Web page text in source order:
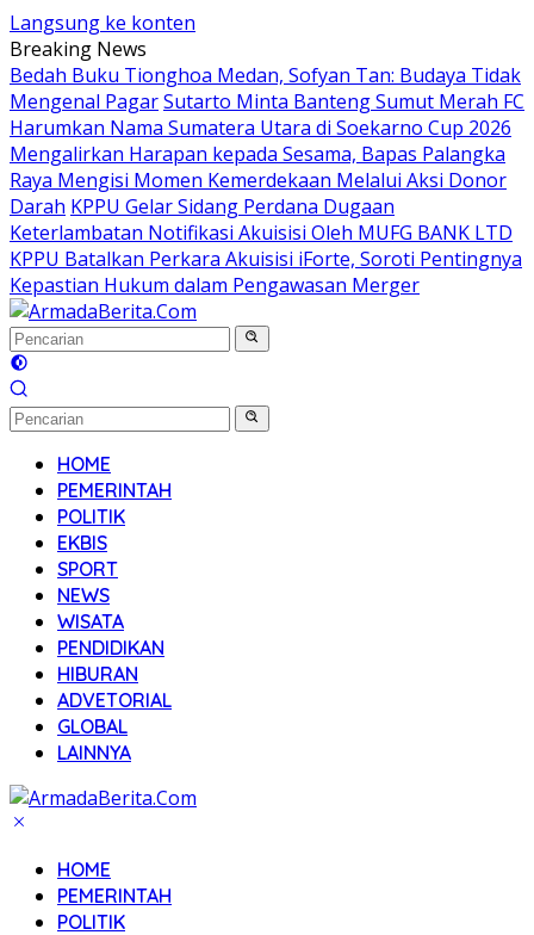
Langsung ke konten
Breaking News
Bedah Buku Tionghoa Medan, Sofyan Tan: Budaya Tidak
Mengenal PagarSutarto Minta Banteng Sumut Merah FC
Harumkan Nama Sumatera Utara di Soekarno Cup 2026
Mengalirkan Harapan kepada Sesama, Bapas Palangka
Raya Mengisi Momen Kemerdekaan Melalui Aksi Donor
Darah KPPU Gelar Sidang Perdana Dugaan
Keterlambatan Notifikasi Akuisisi Oleh MUFG BANK LTD
KPPU Batalkan Perkara Akuisisi iForte, Soroti Pentingnya
Kepastian Hukum dalam Pengawasan Merger
HOME
PEMERINTAH
POLITIK
EKBIS
SPORT
NEWS
WISATA
PENDIDIKAN
HIBURAN
ADVETORIAL
GLOBAL
LAINNYA
HOME
PEMERINTAH
POLITIK